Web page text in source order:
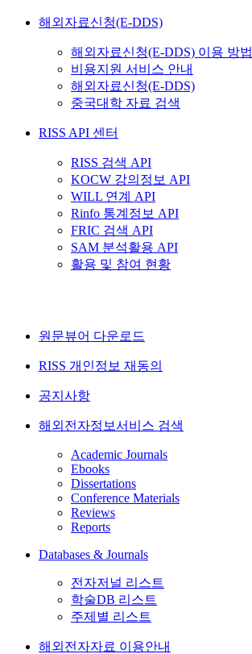
해외자료신청(E-DDS)
해외자료신청(E-DDS) 이용 방법
비용지원 서비스 안내
해외자료신청(E-DDS)
중국대학 자료 검색
RISS API 센터
RISS 검색 API
KOCW 강의정보 API
WILL 연계 API
Rinfo 통계정보 API
FRIC 검색 API
SAM 분석활용 API
활용 및 참여 현황
원문뷰어 다운로드
RISS 개인정보 재동의
공지사항
해외전자정보서비스 검색
Academic Journals
Ebooks
Dissertations
Conference Materials
Reviews
Reports
Databases & Journals
전자저널 리스트
학술DB 리스트
주제별 리스트
해외전자자료 이용안내